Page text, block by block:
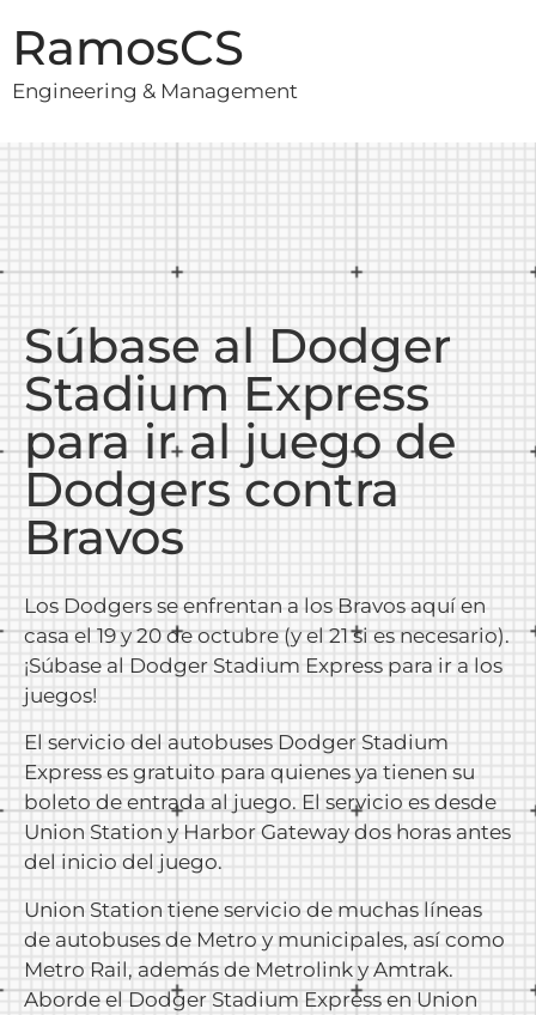
RamosCS
Engineering & Management
Súbase al Dodger
Stadium Express
para ir al juego de
Dodgers contra
Bravos
Los Dodgers se enfrentan a los Bravos aquí en
casa el 19 y 20 de octubre (y el 21 si es necesario).
¡Súbase al Dodger Stadium Express para ir a los
juegos!
El servicio del autobuses Dodger Stadium
Express es gratuito para quienes ya tienen su
boleto de entrada al juego. El servicio es desde
Union Station y Harbor Gateway dos horas antes
del inicio del juego.
Union Station tiene servicio de muchas líneas
de autobuses de Metro y municipales, así como
Metro Rail, además de Metrolink y Amtrak.
Aborde el Dodger Stadium Express en Union